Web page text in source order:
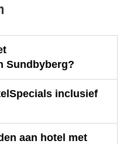
Sundbyberg?
inclusief
aan hotel met